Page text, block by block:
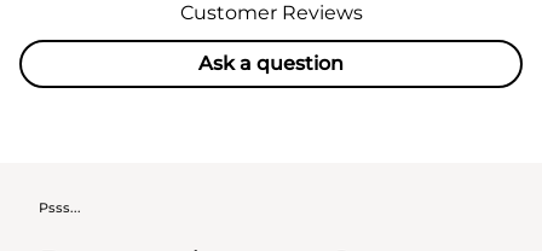
Customer Reviews
Ask a question
Psss...